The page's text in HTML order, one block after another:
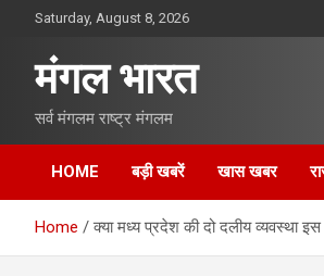
c
n
Saturday, August 8, 2026
मंगल भारत
सर्व मंगलम राष्ट्र मंगलम
HOME बड़ी खबरें खास खबर
Home क्या मध्य प्रदेश की दो दलीय व्यवस्था इस